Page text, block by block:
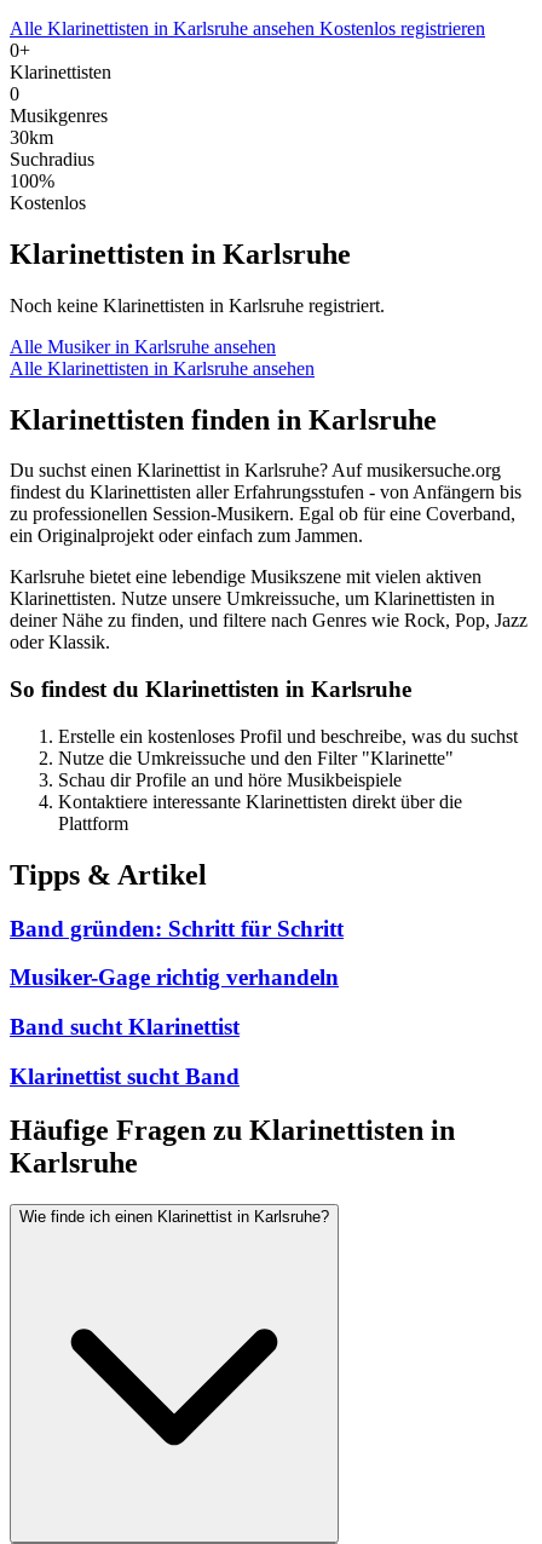
Alle Klarinettisten in Karlsruhe ansehen Kostenlos registrieren
0+
Klarinettisten
0
Musikgenres
30km
Suchradius
100%
Kostenlos
Klarinettisten in Karlsruhe
Noch keine Klarinettisten in Karlsruhe registriert.
Alle Musiker in Karlsruhe ansehen
Alle Klarinettisten in Karlsruhe ansehen
Klarinettisten finden in Karlsruhe
Du suchst einen Klarinettist in Karlsruhe? Auf musikersuche.org
findest du Klarinettisten aller Erfahrungsstufen - von Anfängern bis
zu professionellen Session-Musikern. Egal ob für eine Coverband,
ein Originalprojekt oder einfach zum Jammen.
Karlsruhe bietet eine lebendige Musikszene mit vielen aktiven
Klarinettisten. Nutze unsere Umkreissuche, um Klarinettisten in
deiner Nähe zu finden, und filtere nach Genres wie Rock, Pop, Jazz
oder Klassik.
So findest du Klarinettisten in Karlsruhe
Erstelle ein kostenloses Profil und beschreibe, was du suchst
Nutze die Umkreissuche und den Filter "Klarinette"
Schau dir Profile an und höre Musikbeispiele
Kontaktiere interessante Klarinettisten direkt über die
Plattform
Tipps & Artikel
Band gründen: Schritt für Schritt
Musiker-Gage richtig verhandeln
Band sucht Klarinettist
Klarinettist sucht Band
Häufige Fragen zu Klarinettisten in
Karlsruhe
Wie finde ich einen Klarinettist in Karlsruhe?